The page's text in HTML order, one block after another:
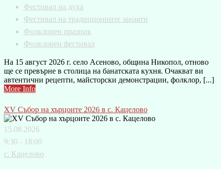
Фестивал на духа
Фестивал на традиционните занаяти
Фолклорен празник
Фолклорен фестивал
На 15 август 2026 г. село Асеново, община Никопол, отново
ще се превърне в столица на банатската кухня. Очакват ви
автентични рецепти, майсторски демонстрации, фолклор, [...]
More Info
XV Събор на хърцоите 2026 в с. Кацелово
15.08.2026
9:30 - 18:00
с. Кацелово